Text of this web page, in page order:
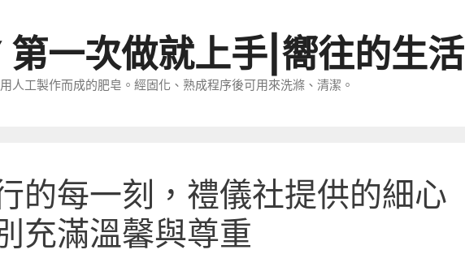
第一次做就上手|嚮往的生活
人工製作而成的肥皂。經固化、熟成程序後可用來洗滌、清潔。
的每一刻，禮儀社提供的細心
充滿溫馨與尊重